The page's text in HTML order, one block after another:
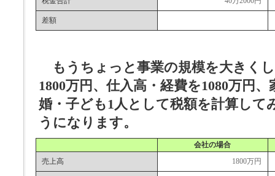
差額
もうちょっと事業の規模を大きく
1800万円、仕入高・経費を1080万円
婚・子ども1人として税額を計算して
うになります。
会社の場合
売上高 1800万円